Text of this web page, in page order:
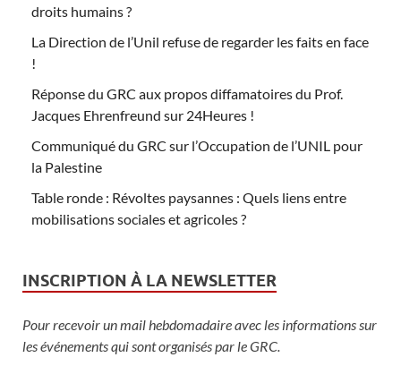
droits humains ?
La Direction de l’Unil refuse de regarder les faits en face
!
Réponse du GRC aux propos diffamatoires du Prof.
Jacques Ehrenfreund sur 24Heures !
Communiqué du GRC sur l’Occupation de l’UNIL pour
la Palestine
Table ronde : Révoltes paysannes : Quels liens entre
mobilisations sociales et agricoles ?
INSCRIPTION À LA NEWSLETTER
Pour recevoir un mail hebdomadaire avec les informations sur
les événements qui sont organisés par le GRC.